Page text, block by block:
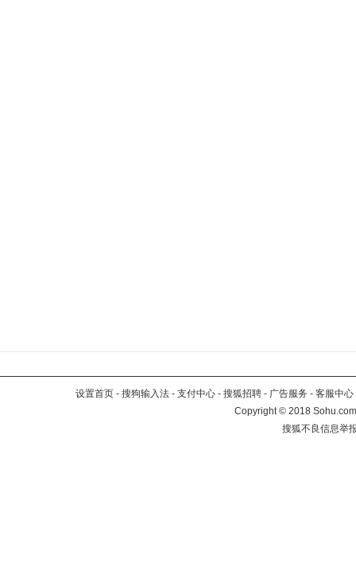
设置首页 - 搜狗输入法 - 支付中心 - 搜狐招聘 - 广告服务 - 客服中心
Copyright©2018
搜狐不良信息举